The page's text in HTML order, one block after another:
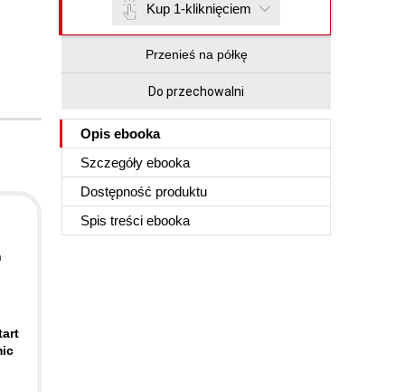
Kup 1-kliknięciem
Przenieś na półkę
Do przechowalni
Opis ebooka
Szczegóły ebooka
Dostępność produktu
Spis treści ebooka